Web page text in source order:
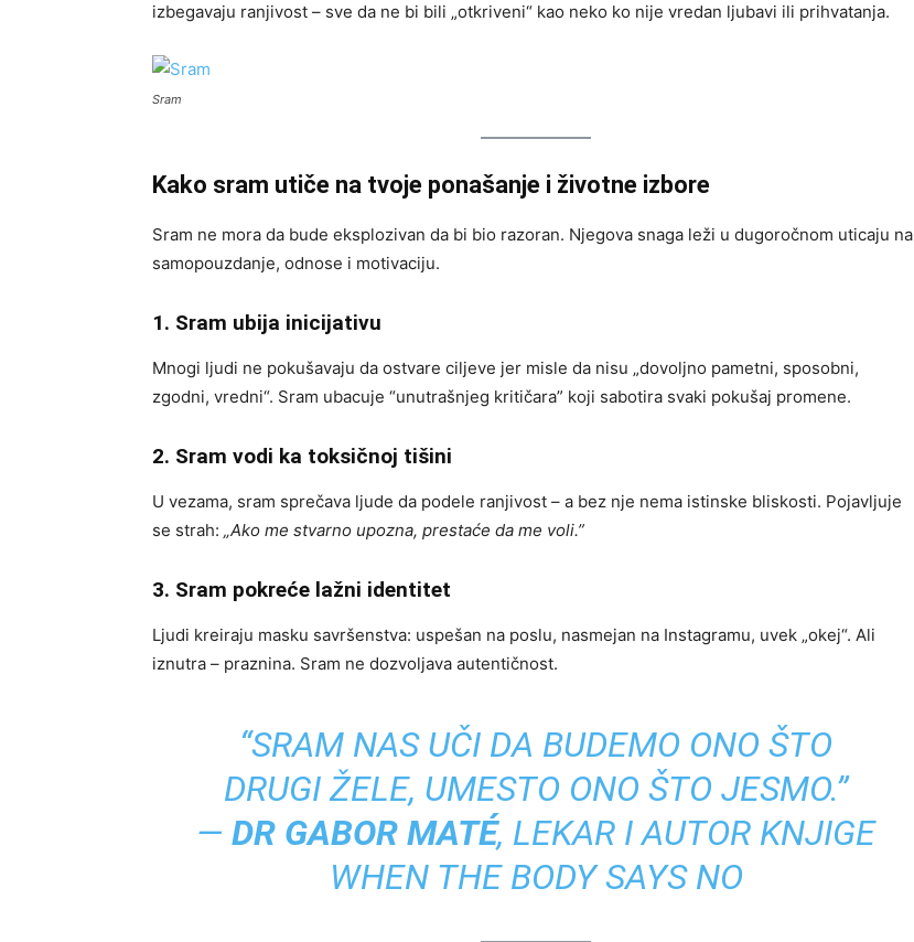
izbegavaju ranjivost – sve da ne bi bili „otkriveni“ kao neko ko nije vredan ljubavi ili prihvatanja.
Sram
Kako sram utiče na tvoje ponašanje i životne izbore
Sram ne mora da bude eksplozivan da bi bio razoran. Njegova snaga leži u dugoročnom uticaju na
samopouzdanje, odnose i motivaciju.
1. Sram ubija inicijativu
Mnogi ljudi ne pokušavaju da ostvare ciljeve jer misle da nisu „dovoljno pametni, sposobni,
zgodni, vredni“. Sram ubacuje “unutrašnjeg kritičara” koji sabotira svaki pokušaj promene.
2. Sram vodi ka toksičnoj tišini
U vezama, sram sprečava ljude da podele ranjivost – a bez nje nema istinske bliskosti. Pojavljuje
se strah: „Ako me stvarno upozna, prestaće da me voli.”
3. Sram pokreće lažni identitet
Ljudi kreiraju masku savršenstva: uspešan na poslu, nasmejan na Instagramu, uvek „okej“. Ali
iznutra – praznina. Sram ne dozvoljava autentičnost.
“SRAM NAS UČI DA BUDEMO ONO ŠTO
DRUGI ŽELE, UMESTO ONO ŠTO JESMO.”
— DR GABOR MATÉ, LEKAR I AUTOR KNJIGE
WHEN THE BODY SAYS NO